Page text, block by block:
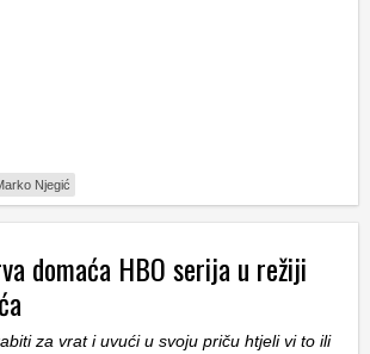
Njegić
domaća HBO serija u režiji
za vrat i uvući u svoju priču htjeli vi to ili